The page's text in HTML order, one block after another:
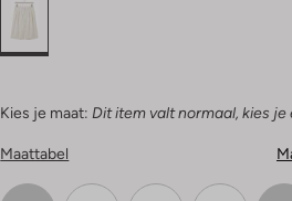
Kies je maat: Dit item valt normaal, kies je
Maattabel